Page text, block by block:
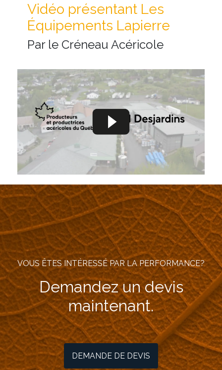
Vidéo présentant Les
Équipements Lapierre
Par le Créneau Acéricole
VOUS ÊTES INTÉRESSÉ PAR LA PERFORMANCE?
Demandez un devis
maintenant.
DEMANDE DE DEVIS